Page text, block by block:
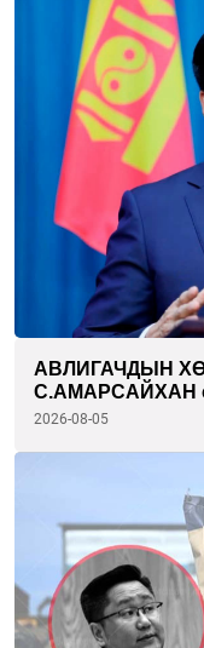
АВЛИГАЧДЫН
С.АМАРСАЙХАН
2026-08-05